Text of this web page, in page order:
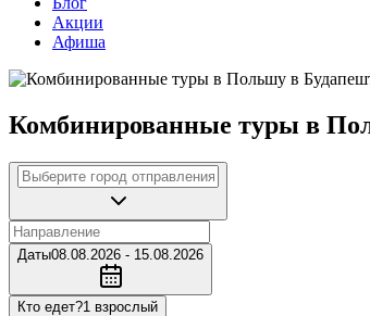
Акции
Афиша
Комбинированные туры в
Даты08.08.2026 - 15.08.2026
Кто едет?1 взрослый